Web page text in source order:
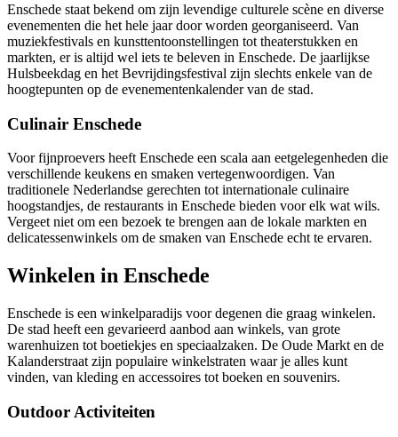
Enschede staat bekend om zijn levendige culturele scène en diverse
evenementen die het hele jaar door worden georganiseerd. Van
muziekfestivals en kunsttentoonstellingen tot theaterstukken en
markten, er is altijd wel iets te beleven in Enschede. De jaarlijkse
Hulsbeekdag en het Bevrijdingsfestival zijn slechts enkele van de
hoogtepunten op de evenementenkalender van de stad.
Culinair Enschede
Voor fijnproevers heeft Enschede een scala aan eetgelegenheden die
verschillende keukens en smaken vertegenwoordigen. Van
traditionele Nederlandse gerechten tot internationale culinaire
hoogstandjes, de restaurants in Enschede bieden voor elk wat wils.
Vergeet niet om een bezoek te brengen aan de lokale markten en
delicatessenwinkels om de smaken van Enschede echt te ervaren.
Winkelen in Enschede
Enschede is een winkelparadijs voor degenen die graag winkelen.
De stad heeft een gevarieerd aanbod aan winkels, van grote
warenhuizen tot boetiekjes en speciaalzaken. De Oude Markt en de
Kalanderstraat zijn populaire winkelstraten waar je alles kunt
vinden, van kleding en accessoires tot boeken en souvenirs.
Outdoor Activiteiten